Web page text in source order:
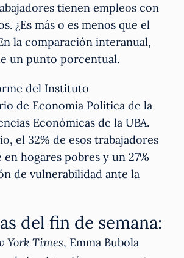
tienen empleos con
¿Es más o es menos que el
la comparación interanual,
un punto porcentual.
del Instituto
de Economía Política de la
Económicas de la UBA.
el 32% de esos trabajadores
hogares pobres y un 27%
de vulnerabilidad ante la
del fin de semana:
York Times, Emma Bubola